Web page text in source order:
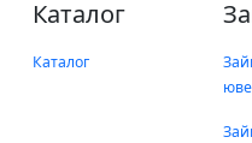
Каталог
Каталог